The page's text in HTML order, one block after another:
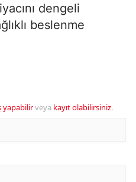
dengeli
beslenme
yapabilirveya kayıt olabilirsiniz.